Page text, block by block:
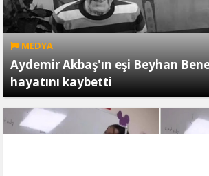
MEDYA
Aydemir Akbaş'ın eşi Beyhan
hayatını kaybetti